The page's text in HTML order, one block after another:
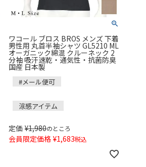
ワコール ブロス BROS メンズ 下着
男性用 丸首半袖シャツ GL5210 ML
オーガニック綿混 クルーネック 2
分袖 吸汗速乾・通気性・抗菌防臭
国産 日本製
#メール便可
涼感アイテム
定価 ¥1,980のところ
会員限定価格 ¥1,683税込